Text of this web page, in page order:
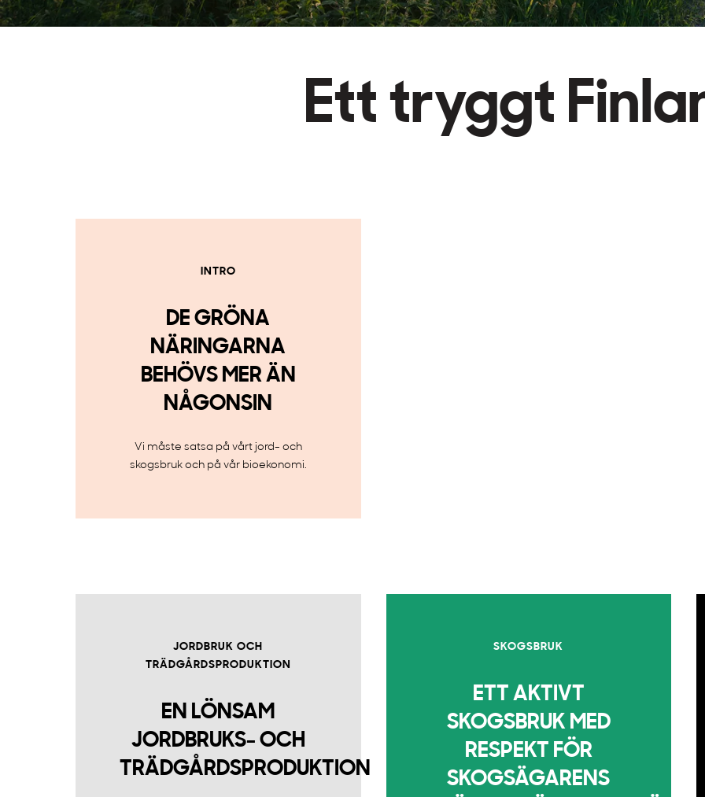
Ett tryggt
INTRO
DE GRÖNA
NÄRINGARNA
BEHÖVS MER ÄN
NÅGONSIN
Vi måste satsa på vårt jord- och
skogsbruk och på vår bioekonomi.
JORDBRUK OCH
TRÄDGÅRDSPRODUKTION
EN LÖNSAM
JORDBRUKS- OCH
TRÄDGÅRDSPRODUKTION
SKOGSBRUK
ETT AKTIVT
SKOGSBRUK MED
RESPEKT FÖR
SKOGSÄGARENS